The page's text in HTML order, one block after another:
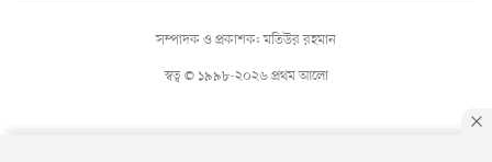
স্বত্ব © ১৯৯৮-২০২৬ প্রথম আলো
সম্পাদক ও প্রকাশক: মতিউর রহমান